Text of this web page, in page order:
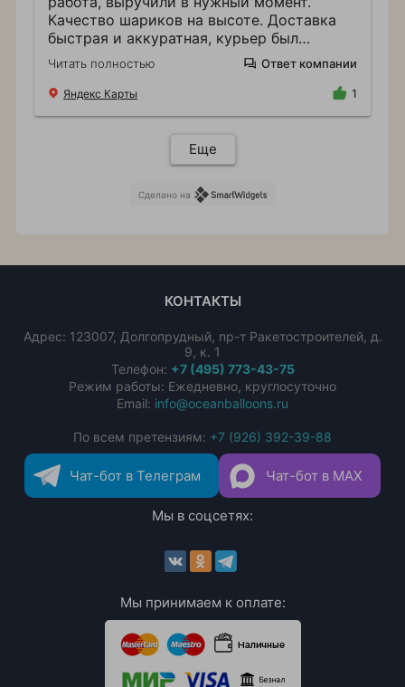
Качество шариков на высоте. Доставка
быстрая и аккуратная, курьер был
вежлив. Обязательно сохраним контакты
и будем рекомендовать друзьям и
знакомым!
Читать полностью Ответ компании
Яндекс Карты 1
Еще
Сделано на
КОНТАКТЫ
Адрес: 123007, Долгопрудный, пр-т Ракетостроителей, д.
9, к. 1
Телефон: +7 (495) 773-43-75
Режим работы: Ежедневно, круглосуточно
Email: info@oceanballoons.ru
По всем претензиям: +7 (926) 392-39-88
Чат-бот в Телеграм Чат-бот в MAX
Мы в соцсетях:
Мы принимаем к оплате: